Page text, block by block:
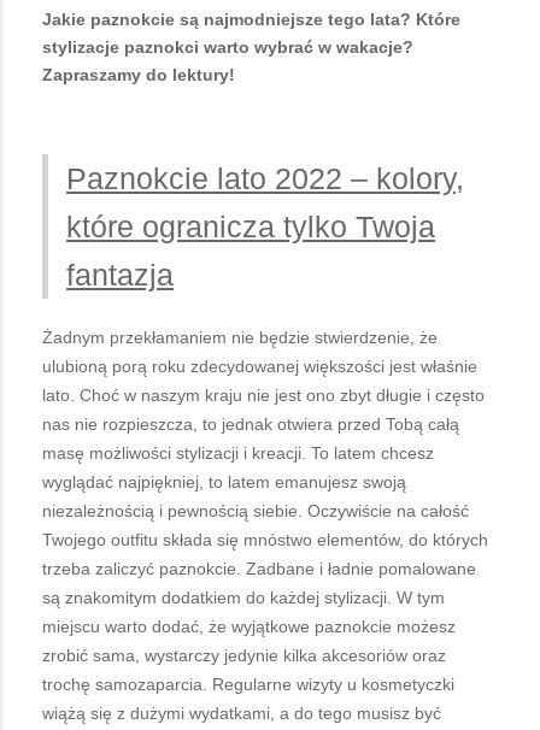
Jakie paznokcie są najmodniejsze tego lata? Które
stylizacje paznokci warto wybrać w wakacje?
Zapraszamy do lektury!
Paznokcie lato 2022 – kolory,
które ogranicza tylko Twoja
fantazja
Żadnym przekłamaniem nie będzie stwierdzenie, że
ulubioną porą roku zdecydowanej większości jest właśnie
lato. Choć w naszym kraju nie jest ono zbyt długie i często
nas nie rozpieszcza, to jednak otwiera przed Tobą całą
masę możliwości stylizacji i kreacji. To latem chcesz
wyglądać najpiękniej, to latem emanujesz swoją
niezależnością i pewnością siebie. Oczywiście na całość
Twojego outfitu składa się mnóstwo elementów, do których
trzeba zaliczyć paznokcie. Zadbane i ładnie pomalowane
są znakomitym dodatkiem do każdej stylizacji. W tym
miejscu warto dodać, że wyjątkowe paznokcie możesz
zrobić sama, wystarczy jedynie kilka akcesoriów oraz
trochę samozaparcia. Regularne wizyty u kosmetyczki
wiążą się z dużymi wydatkami, a do tego musisz być